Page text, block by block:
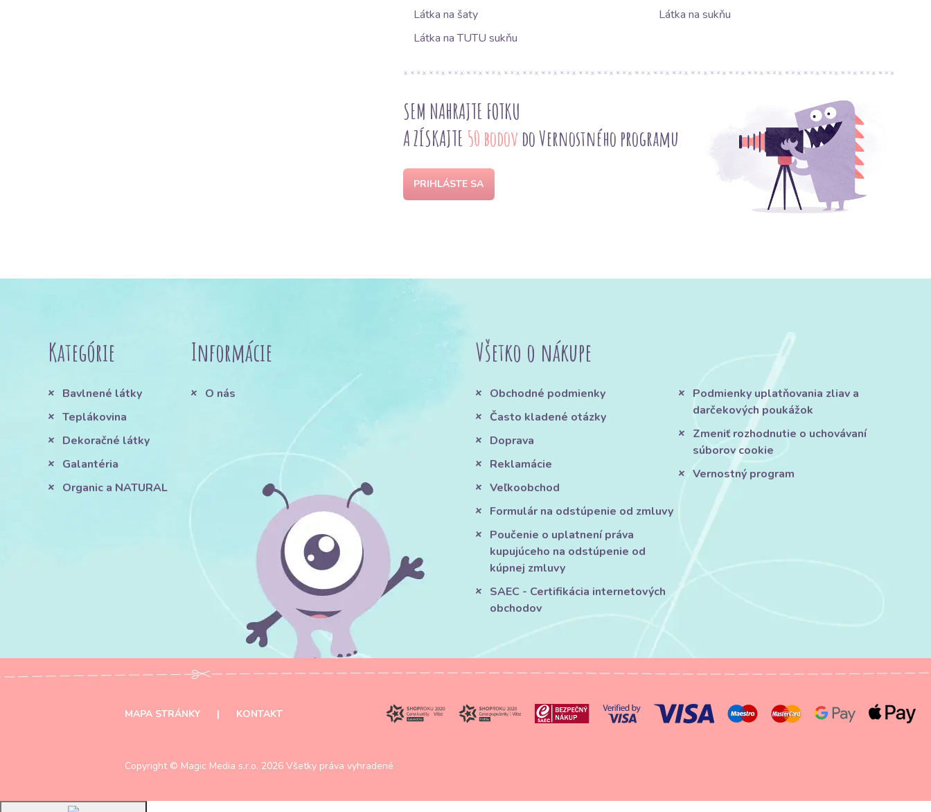
Látka na šaty
Látka na sukňu
Látka na TUTU sukňu
SEM NAHRAJTE FOTKU
A ZÍSKAJTE 50 bodov do Vernostného programu
PRIHLÁSTE SA
Kategórie
Bavlnené látky
Teplákovina
Dekoračné látky
Galantéria
Organic a NATURAL
Informácie
O nás
Všetko o nákupe
Obchodné podmienky
Často kladené otázky
Doprava
Reklamácie
Veľkoobchod
Formulár na odstúpenie od zmluvy
Poučenie o uplatnení práva
kupujúceho na odstúpenie od
kúpnej zmluvy
SAEC - Certifikácia internetových
obchodov
Podmienky uplatňovania zliav a
darčekových poukážok
Zmeniť rozhodnutie o uchovávaní
súborov cookie
Vernostný program
MAPA STRÁNKY | KONTAKT
Copyright © Magic Media s.r.o. 2026 Všetky práva vyhradené